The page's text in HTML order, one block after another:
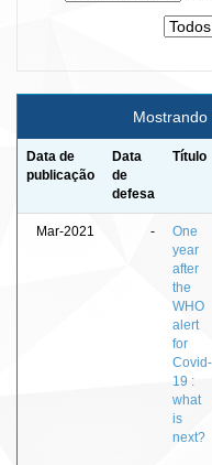
Mostrando
Data de
publicação
Data
de
defesa
Título
Mar-2021 -
One
year
after
the
WHO
alert
for
Covid-
19 :
what
is
next?